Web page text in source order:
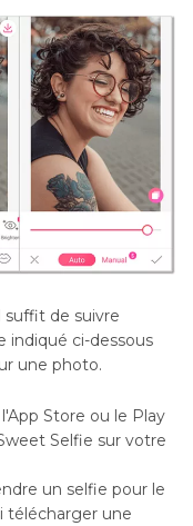
suffit de suivre
indiqué ci-dessous
une photo.
Store ou le Play
Selfie sur votre
un selfie pour le
télécharger une